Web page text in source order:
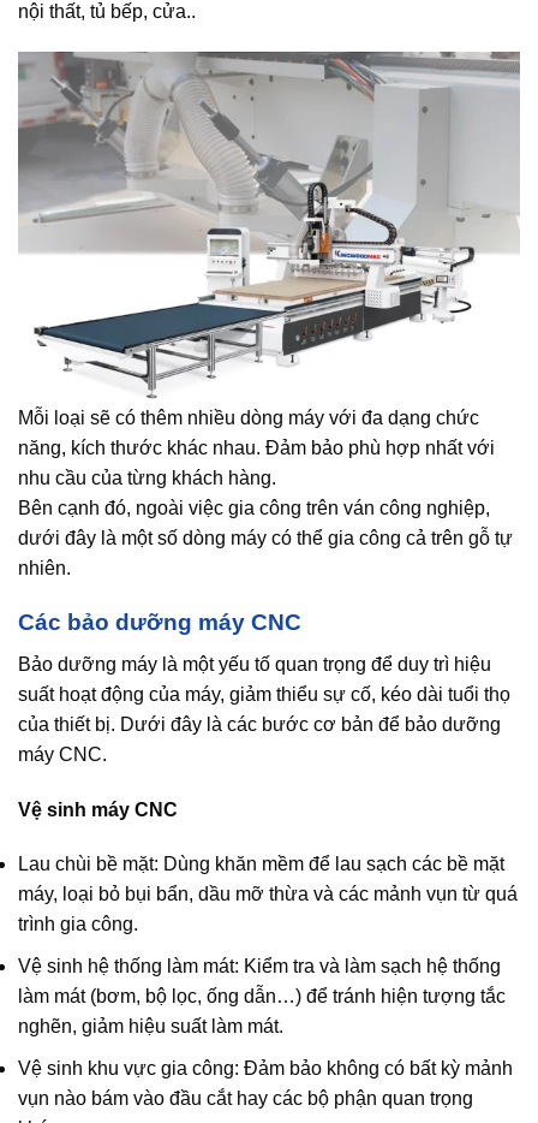
nội thất, tủ bếp, cửa..
Mỗi loại sẽ có thêm nhiều dòng máy với đa dạng chức
năng, kích thước khác nhau. Đảm bảo phù hợp nhất với
nhu cầu của từng khách hàng.
Bên cạnh đó, ngoài việc gia công trên ván công nghiệp,
dưới đây là một số dòng máy có thể gia công cả trên gỗ tự
nhiên.
Các bảo dưỡng máy CNC
Bảo dưỡng máy là một yếu tố quan trọng để duy trì hiệu
suất hoạt động của máy, giảm thiểu sự cố, kéo dài tuổi thọ
của thiết bị. Dưới đây là các bước cơ bản để bảo dưỡng
máy CNC.
Vệ sinh máy CNC
Lau chùi bề mặt: Dùng khăn mềm để lau sạch các bề mặt
máy, loại bỏ bụi bẩn, dầu mỡ thừa và các mảnh vụn từ quá
trình gia công.
Vệ sinh hệ thống làm mát: Kiểm tra và làm sạch hệ thống
làm mát (bơm, bộ lọc, ống dẫn…) để tránh hiện tượng tắc
nghẽn, giảm hiệu suất làm mát.
Vệ sinh khu vực gia công: Đảm bảo không có bất kỳ mảnh
vụn nào bám vào đầu cắt hay các bộ phận quan trọng